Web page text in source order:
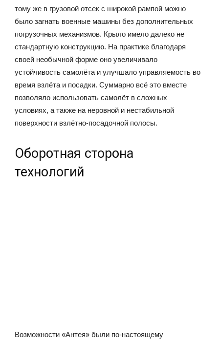
тому же в грузовой отсек с широкой рампой можно
было загнать военные машины без дополнительных
погрузочных механизмов. Крыло имело далеко не
стандартную конструкцию. На практике благодаря
своей необычной форме оно увеличивало
устойчивость самолёта и улучшало управляемость во
время взлёта и посадки. Суммарно всё это вместе
позволяло использовать самолёт в сложных
условиях, а также на неровной и нестабильной
поверхности взлётно-посадочной полосы.
Оборотная сторона
технологий
Возможности «Антея» были по-настоящему